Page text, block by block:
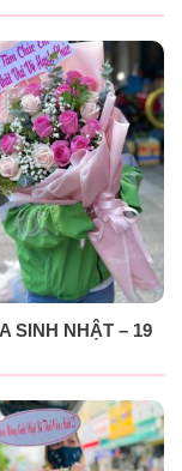
SINH NHẬT – 19